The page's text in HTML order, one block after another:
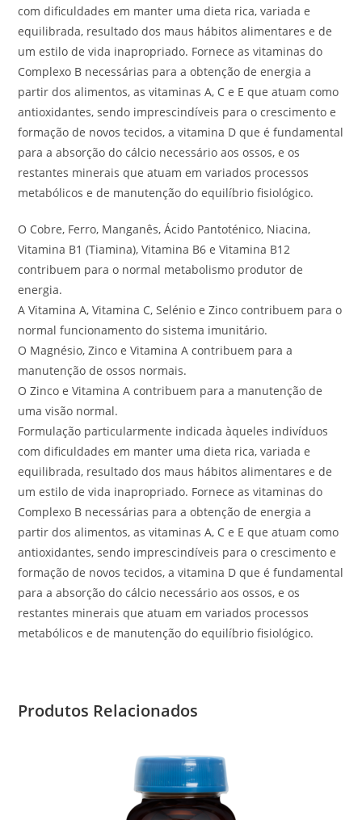
com dificuldades em manter uma dieta rica, variada e
equilibrada, resultado dos maus hábitos alimentares e de
um estilo de vida inapropriado. Fornece as vitaminas do
Complexo B necessárias para a obtenção de energia a
partir dos alimentos, as vitaminas A, C e E que atuam como
antioxidantes, sendo imprescindíveis para o crescimento e
formação de novos tecidos, a vitamina D que é fundamental
para a absorção do cálcio necessário aos ossos, e os
restantes minerais que atuam em variados processos
metabólicos e de manutenção do equilíbrio fisiológico.
O Cobre, Ferro, Manganês, Ácido Pantoténico, Niacina,
Vitamina B1 (Tiamina), Vitamina B6 e Vitamina B12
contribuem para o normal metabolismo produtor de
energia.
A Vitamina A, Vitamina C, Selénio e Zinco contribuem para o
normal funcionamento do sistema imunitário.
O Magnésio, Zinco e Vitamina A contribuem para a
manutenção de ossos normais.
O Zinco e Vitamina A contribuem para a manutenção de
uma visão normal.
Formulação particularmente indicada àqueles indivíduos
com dificuldades em manter uma dieta rica, variada e
equilibrada, resultado dos maus hábitos alimentares e de
um estilo de vida inapropriado. Fornece as vitaminas do
Complexo B necessárias para a obtenção de energia a
partir dos alimentos, as vitaminas A, C e E que atuam como
antioxidantes, sendo imprescindíveis para o crescimento e
formação de novos tecidos, a vitamina D que é fundamental
para a absorção do cálcio necessário aos ossos, e os
restantes minerais que atuam em variados processos
metabólicos e de manutenção do equilíbrio fisiológico.
Produtos Relacionados